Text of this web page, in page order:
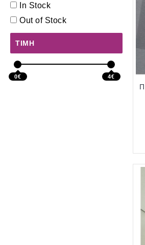
In Stock
Out of Stock
ΤΙΜΉ
0€ 4€